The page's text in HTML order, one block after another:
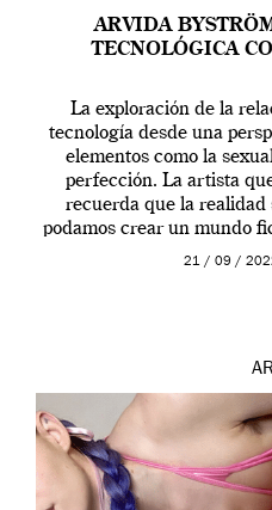
ARVIDA
TECNOLÓGICA
La exploración de la
tecnología desde una
elementos como la
perfección. La artista
recuerda que la
podamos crear un mundo
que los humanos
21 / 09 /